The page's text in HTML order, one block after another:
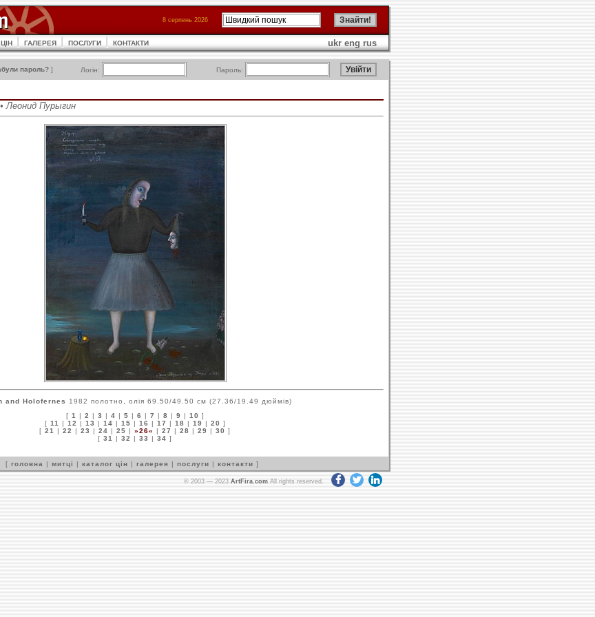
8 серпень 2026
ГАЛЕРЕЯ ПОСЛУГИ КОНТАКТИ ukr eng rus
пароль? ] Логін: Пароль:
Леонид Пурыгин
and Holofernes
1982 полотно, олія 69.50/49.50 см (27.36/19.49 дюймів)
[ 1 | 2 | 3 | 4 | 5 | 6 | 7 | 8 | 9 | 10 ]
[ 11 | 12 | 13 | 14 | 15 | 16 | 17 | 18 | 19 | 20 ]
[ 21 | 22 | 23 | 24 | 25 | »26« | 27 | 28 | 29 | 30 ]
[ 31 | 32 | 33 | 34 ]
[ головна | митці | каталог цін | галерея | послуги | контакти ]
© 2003 — 2023 ArtFira.com All rights reserved.